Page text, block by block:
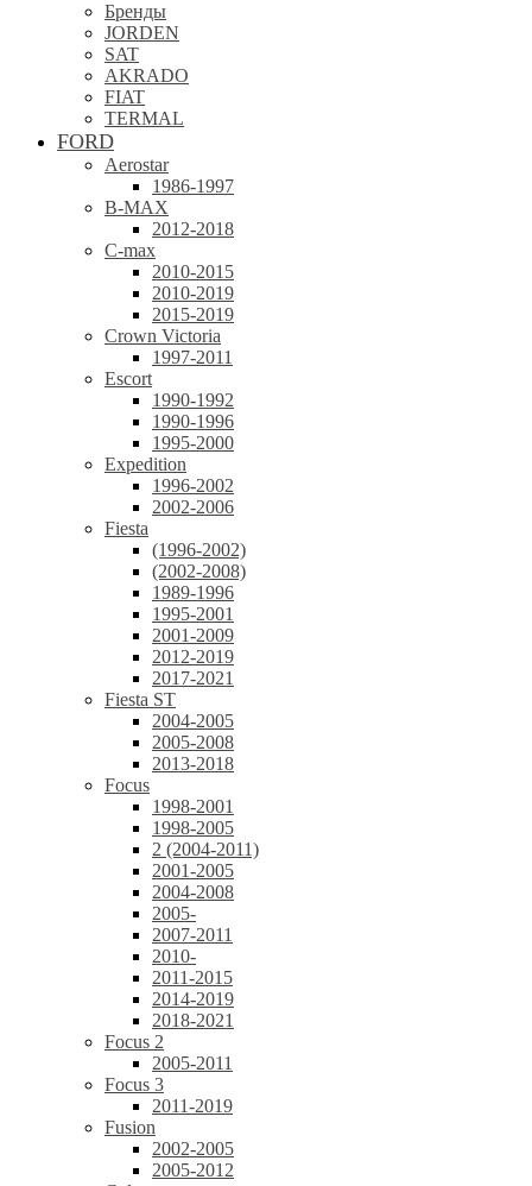
Бренды
JORDEN
SAT
AKRADO
FIAT
TERMAL
FORD
Aerostar
1986-1997
B-MAX
2012-2018
C-max
2010-2015
2010-2019
2015-2019
Crown Victoria
1997-2011
Escort
1990-1992
1990-1996
1995-2000
Expedition
1996-2002
2002-2006
Fiesta
(1996-2002)
(2002-2008)
1989-1996
1995-2001
2001-2009
2012-2019
2017-2021
Fiesta ST
2004-2005
2005-2008
2013-2018
Focus
1998-2001
1998-2005
2 (2004-2011)
2001-2005
2004-2008
2005-
2007-2011
2010-
2011-2015
2014-2019
2018-2021
Focus 2
2005-2011
Focus 3
2011-2019
Fusion
2002-2005
2005-2012